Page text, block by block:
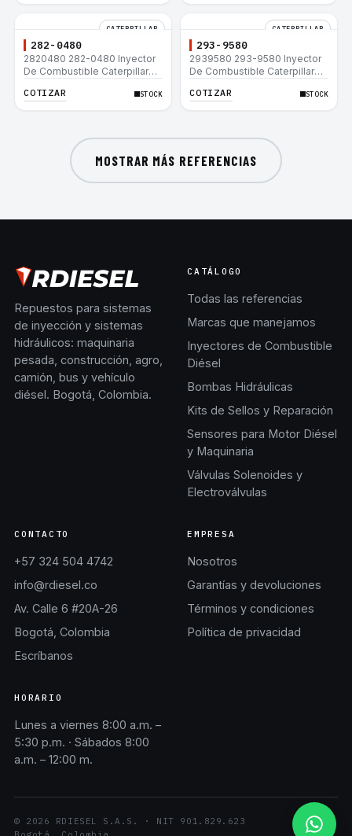
CATERPILLAR
282-0480
2820480 282-0480 Inyector
De Combustible Caterpillar®
COTIZAR STOCK
CATERPILLAR
293-9580
2939580 293-9580 Inyector
De Combustible Caterpillar®
COTIZAR STOCK
MOSTRAR MÁS REFERENCIAS
Repuestos para sistemas
de inyección y sistemas
hidráulicos: maquinaria
pesada, construcción, agro,
camión, bus y vehículo
diésel. Bogotá, Colombia.
CATÁLOGO
Todas las referencias
Marcas que manejamos
Inyectores de Combustible
Diésel
Bombas Hidráulicas
Kits de Sellos y Reparación
Sensores para Motor Diésel
y Maquinaria
Válvulas Solenoides y
Electroválvulas
CONTACTO
+57 324 504 4742
info@rdiesel.co
Av. Calle 6 #20A-26
Bogotá, Colombia
Escríbanos
EMPRESA
Nosotros
Garantías y devoluciones
Términos y condiciones
Política de privacidad
HORARIO
Lunes a viernes 8:00 a.m. –
5:30 p.m. · Sábados 8:00
a.m. – 12:00 m.
© 2026 RDIESEL S.A.S. · NIT 901.829.623